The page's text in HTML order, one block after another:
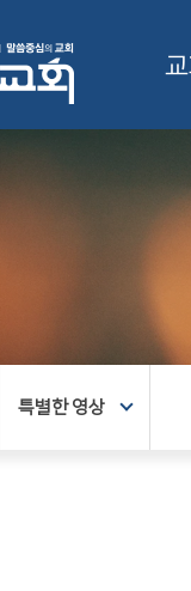
특별한 영상